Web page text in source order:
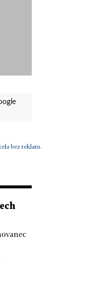
bez reklam.